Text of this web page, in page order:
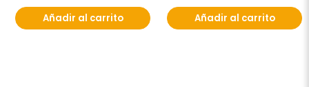
Añadir al carrito Añadir al carrito